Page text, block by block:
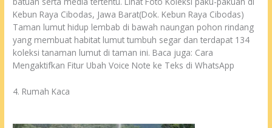
Kebun Raya Cibodas, Jawa Barat(Dok. Kebun Raya Cibodas)
Taman lumut hidup lembab di bawah naungan pohon rindang
yang membuat habitat lumut tumbuh segar dan terdapat 134
koleksi tanaman lumut di taman ini. Baca juga: Cara
Mengaktifkan Fitur Ubah Voice Note ke Teks di WhatsApp
4. Rumah Kaca